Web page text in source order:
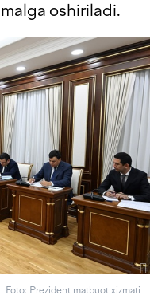
oshiriladi.
Foto: Prezident matbuot xizmati